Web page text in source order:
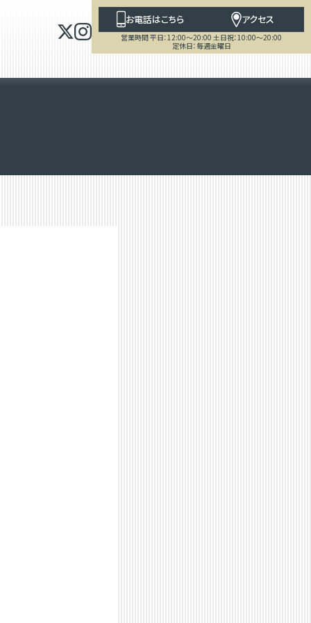
お電話はこちら アクセス
営業時間 平日：12:00～20:00 土日祝：10:00～20:00
定休日：毎週金曜日